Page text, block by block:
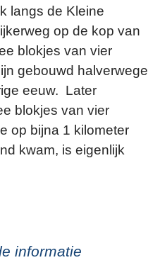
langs de Kleine
op de kop van
blokjes van vier
gebouwd halverwege
eeuw. Later
blokjes van vier
op bijna 1 kilometer
kwam, is eigenlijk
informatie